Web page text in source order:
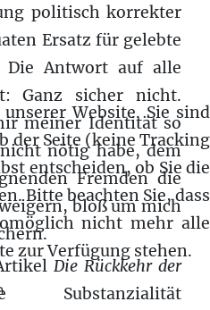
politisch korrekter
Ersatz für gelebte
Die Antwort auf alle
Ganz sicher nicht.
meiner Identität so
nötig habe, dem
Fremden die
bloß um mich
Die Rückkehr der
Website. Sie sind
der Seite (keine Tracking
entscheiden, ob Sie die
Bitte beachten Sie, dass
nicht mehr alle
zur Verfügung stehen.